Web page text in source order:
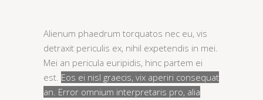
Alienum phaedrum torquatos nec eu, vis
detraxit periculis ex, nihil expetendis in mei.
Mei an pericula euripidis, hinc partem ei
est. Eos ei nisl graecis, vix aperiri consequat
an. Error omnium interpretaris pro, alia